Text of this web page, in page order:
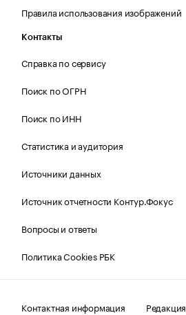
Правила использования изображений
Контакты
Справка по сервису
Поиск по ОГРН
Поиск по ИНН
Статистика и аудитория
Источники данных
Источник отчетности Контур.Фокус
Вопросы и ответы
Политика Cookies РБК
Контактная информация
Редакция